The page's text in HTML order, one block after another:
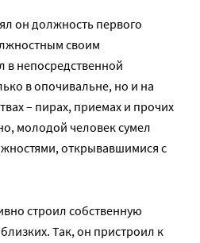
он должность первого
своим
в непосредственной
в опочивальне, но и на
– пирах, приемах и прочих
молодой человек сумел
открывавшимися с
строил собственную
Так, он пристроил к